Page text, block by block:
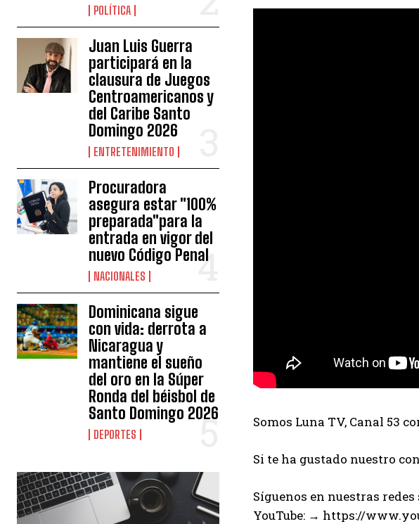
POLÍTICA
Juan Luis Guerra
participará en la
clausura de Juegos
Centroamericanos y
del Caribe Santo
Domingo 2026
ENTRETENIMIENTO
Procuradora
asegura estar "100%
preparada"para la
entrada en vigor del
nuevo Código Penal
NACIONALES
Dominicana sigue
con vida: derrota a
Nicaragua y
mantiene el sueño
del oro en la Súper
Ronda del béisbol de
Santo Domingo 2026
DEPORTES
Somos Luna TV, Canal 53
Si te ha gustado nuestro
Síguenos en nuestras redes
YouTube: → https://